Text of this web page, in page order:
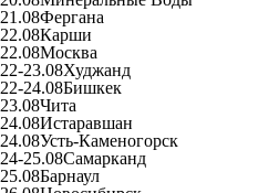
21.08Фергана
22.08Карши
22.08Москва
22-23.08Худжанд
22-24.08Бишкек
23.08Чита
24.08Истаравшан
24.08Усть-Каменогорск
24-25.08Самарканд
25.08Барнаул